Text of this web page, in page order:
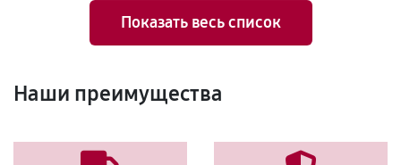
Показать весь список
Наши преимущества